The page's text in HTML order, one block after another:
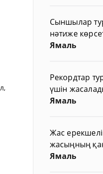
Сыншылар
нәтиже
Ямаль
Рекордтар
үшін
Ямаль
Жас
жасыңның
Ямаль